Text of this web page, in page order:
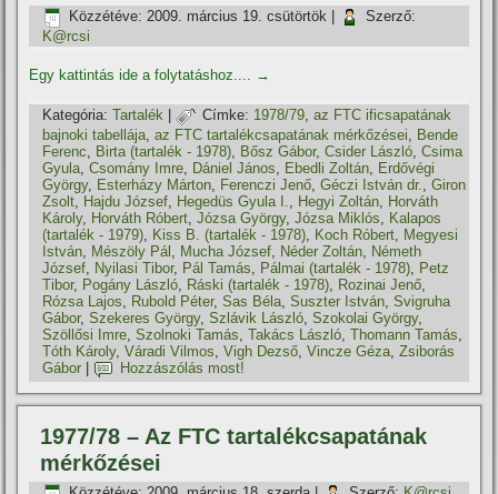
Közzétéve: 2009. március 19. csütörtök
Szerző:
K@rcsi
Egy kattintás ide a folytatáshoz.... →
Kategória: Tartalék | Címke: 1978/79,az FTC ificsapatának
bajnoki tabellája,az FTC tartalékcsapatának mérkőzései, Bende
Ferenc, Birta (tartalék - 1978), Bősz Gábor,Csider László,Csima
Gyula,Csomány Imre, Dániel János, Ebedli Zoltán, Erdővégi
György, Esterházy Márton, Ferenczi Jenő,Géczi István dr.,Giron
Zsolt, Hajdu József, Hegedüs Gyula I., Hegyi Zoltán, Horváth
Károly, Horváth Róbert,Józsa György,Józsa Miklós, Kalapos
(tartalék - 1979), Kiss B. (tartalék - 1978), Koch Róbert, Megyesi
István, Mészöly Pál , Mucha József, Néder Zoltán, Németh
József, Nyilasi Tibor, Pál Tamás, Pálmai (tartalék - 1978), Petz
Tibor, Pogány László, Ráski (tartalék - 1978), Rozinai Jenő,
Rózsa Lajos, Rubold Péter,Sas Béla,Suszter István,Svigruha
Gábor,Szekeres György,Szlávik László,Szokolai György,
Szöllősi Imre,Szolnoki Tamás,Takács László,Thomann Tamás,
Tóth Károly,Váradi Vilmos,Vigh Dezső,Vincze Géza,Zsiborás
Gábor
Hozzászólás most!
1977/78 – Az FTC tartalékcsapatának
mérkőzései